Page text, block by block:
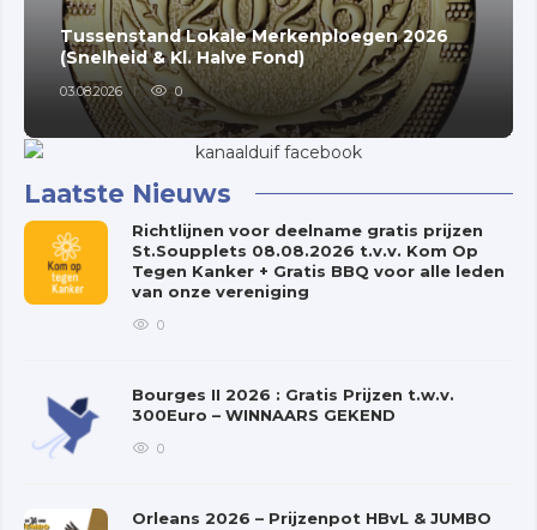
Tussenstand Lokale Merkenploegen 2026
(Snelheid & Kl. Halve Fond)
03.08.2026 0
Laatste Nieuws
Richtlijnen voor deelname gratis prijzen
St.Soupplets 08.08.2026 t.v.v. Kom Op
Tegen Kanker + Gratis BBQ voor alle leden
van onze vereniging
0
Bourges II 2026 : Gratis Prijzen t.w.v.
300Euro – WINNAARS GEKEND
0
Orleans 2026 – Prijzenpot HBvL & JUMBO